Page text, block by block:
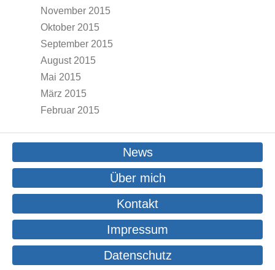
November 2015
Oktober 2015
September 2015
August 2015
Mai 2015
März 2015
Februar 2015
News
Über mich
Kontakt
Impressum
Datenschutz